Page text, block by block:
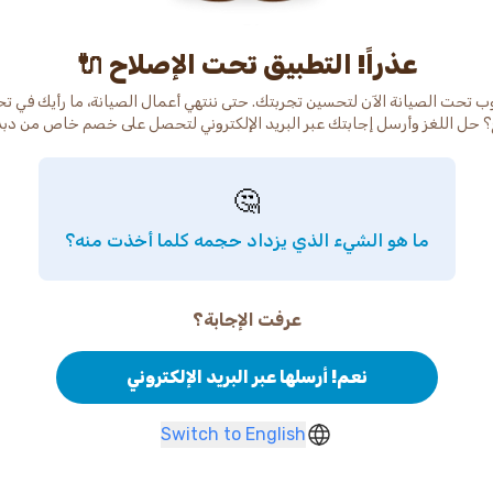
عذراً! التطبيق تحت الإصلاح 🔌
تحت الصيانة الآن لتحسين تجربتك. حتى ننتهي أعمال الصيانة، ما رأيك في
حل اللغز وأرسل إجابتك عبر البريد الإلكتروني لتحصل على خصم خاص من
🤔
ما هو الشيء الذي يزداد حجمه كلما أخذت منه؟
عرفت الإجابة؟
نعم! أرسلها عبر البريد الإلكتروني
Switch to English